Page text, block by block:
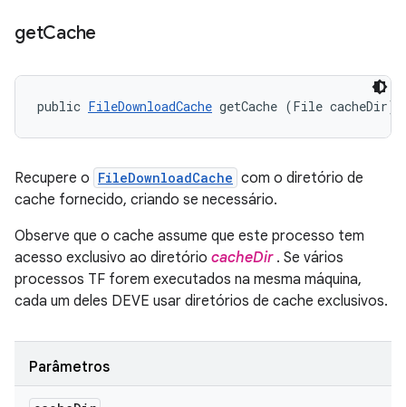
getCache
public FileDownloadCache getCache (File cacheDir)
Recupere o FileDownloadCache com o diretório de
cache fornecido, criando se necessário.
Observe que o cache assume que este processo tem
acesso exclusivo ao diretório cacheDir. Se vários
processos TF forem executados na mesma máquina,
cada um deles DEVE usar diretórios de cache exclusivos.
Parâmetros